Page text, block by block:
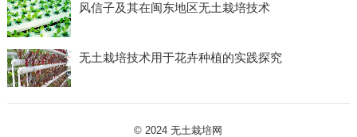
风信子及其在闽东地区无土栽培技术
无土栽培技术用于花卉种植的实践探究
© 2024无土栽培网